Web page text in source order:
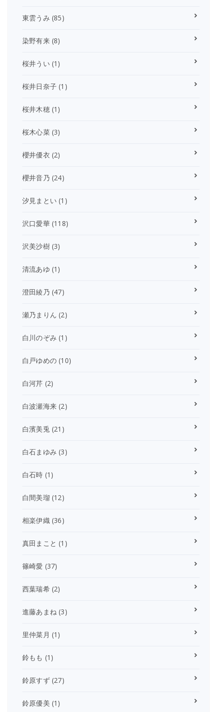
東雲うみ (85)
染野有来(8)
桜井うい (1)
桜井日奈子 (1)
桜井木穂(1)
桜木心菜(3)
櫻井優衣 (2)
櫻井音乃 (24)
汐見まとい (1)
沢口愛華(118)
沢美沙樹(3)
清流あゆ (1)
澄田綾乃 (47)
瀬乃まりん (2)
白川のぞみ (1)
白戸ゆめの (10)
白河芹 (2)
白波瀬海来 (2)
白濱美兎(21)
白石まゆみ (3)
白石時 (1)
白間美瑠(12)
相楽伊織(36)
真田まこと (1)
篠崎愛 (37)
西葉瑞希(2)
進藤あまね (3)
里仲菜月 (1)
鈴もも (1)
鈴原すず(27)
鈴原優美 (1)